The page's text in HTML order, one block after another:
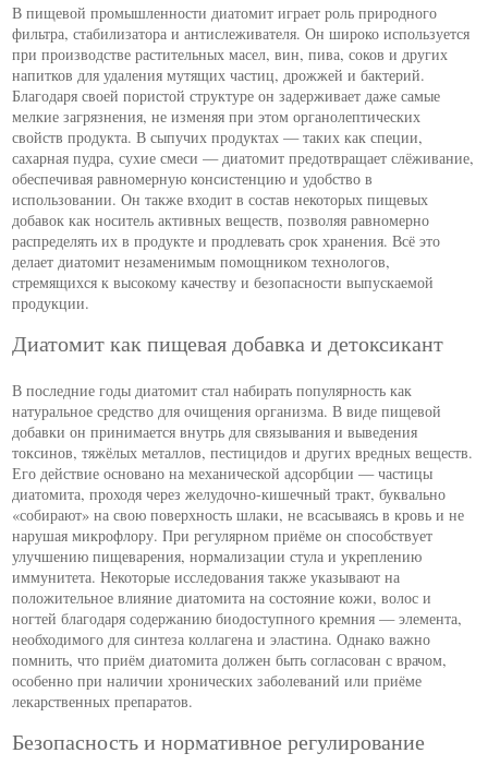
В пищевой промышленности диатомит играет роль природного
фильтра, стабилизатора и антислеживателя. Он широко используется
при производстве растительных масел, вин, пива, соков и других
напитков для удаления мутящих частиц, дрожжей и бактерий.
Благодаря своей пористой структуре он задерживает даже самые
мелкие загрязнения, не изменяя при этом органолептических
свойств продукта. В сыпучих продуктах — таких как специи,
сахарная пудра, сухие смеси — диатомит предотвращает слёживание,
обеспечивая равномерную консистенцию и удобство в
использовании. Он также входит в состав некоторых пищевых
добавок как носитель активных веществ, позволяя равномерно
распределять их в продукте и продлевать срок хранения. Всё это
делает диатомит незаменимым помощником технологов,
стремящихся к высокому качеству и безопасности выпускаемой
продукции.
Диатомит как пищевая добавка и детоксикант
В последние годы диатомит стал набирать популярность как
натуральное средство для очищения организма. В виде пищевой
добавки он принимается внутрь для связывания и выведения
токсинов, тяжёлых металлов, пестицидов и других вредных веществ.
Его действие основано на механической адсорбции — частицы
диатомита, проходя через желудочно-кишечный тракт, буквально
«собирают» на свою поверхность шлаки, не всасываясь в кровь и не
нарушая микрофлору. При регулярном приёме он способствует
улучшению пищеварения, нормализации стула и укреплению
иммунитета. Некоторые исследования также указывают на
положительное влияние диатомита на состояние кожи, волос и
ногтей благодаря содержанию биодоступного кремния — элемента,
необходимого для синтеза коллагена и эластина. Однако важно
помнить, что приём диатомита должен быть согласован с врачом,
особенно при наличии хронических заболеваний или приёме
лекарственных препаратов.
Безопасность и нормативное регулирование